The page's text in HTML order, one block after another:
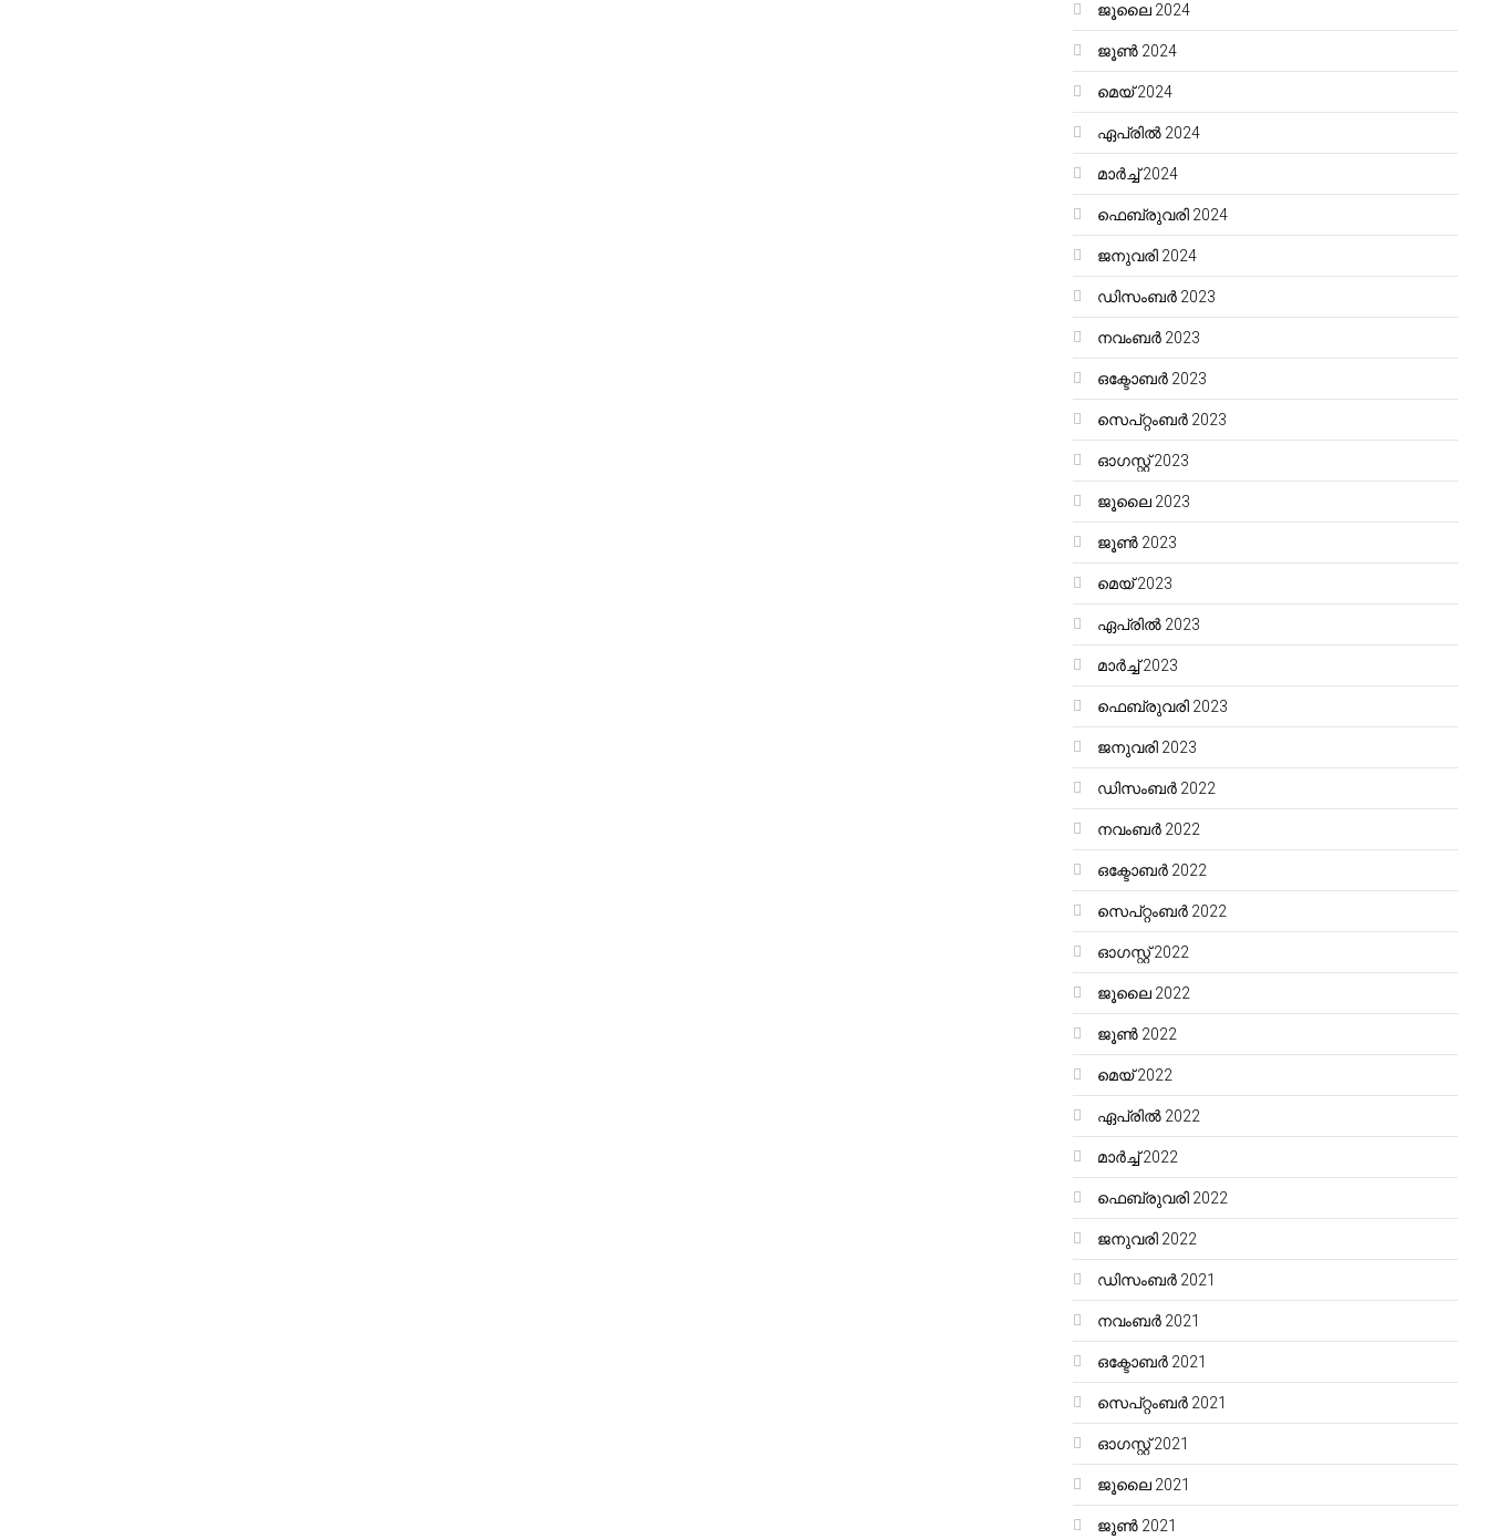
ജൂലൈ 2024
ജൂൺ 2024
മെയ്‌ 2024
ഏപ്രിൽ 2024
മാർച്ച്‌ 2024
ഫെബ്രുവരി 2024
ജനുവരി 2024
ഡിസംബർ 2023
നവംബർ 2023
ഒക്ടോബർ 2023
സെപ്റ്റംബർ 2023
ഓഗസ്റ്റ്‌ 2023
ജൂലൈ 2023
ജൂൺ 2023
മെയ്‌ 2023
ഏപ്രിൽ 2023
മാർച്ച്‌ 2023
ഫെബ്രുവരി 2023
ജനുവരി 2023
ഡിസംബർ 2022
നവംബർ 2022
ഒക്ടോബർ 2022
സെപ്റ്റംബർ 2022
ഓഗസ്റ്റ്‌ 2022
ജൂലൈ 2022
ജൂൺ 2022
മെയ്‌ 2022
ഏപ്രിൽ 2022
മാർച്ച്‌ 2022
ഫെബ്രുവരി 2022
ജനുവരി 2022
ഡിസംബർ 2021
നവംബർ 2021
ഒക്ടോബർ 2021
സെപ്റ്റംബർ 2021
ഓഗസ്റ്റ്‌ 2021
ജൂലൈ 2021
ജൂൺ 2021